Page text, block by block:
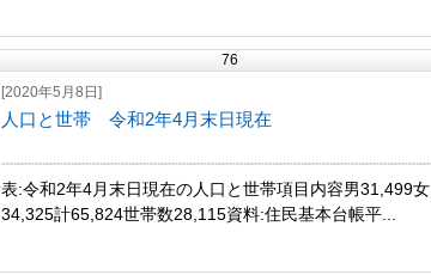
76
[2020年5月8日]
人口と世帯 令和2年4月末日現在
表:令和2年4月末日現在の人口と世帯項目内容男31,499女
34,325計65,824世帯数28,115資料:住民基本台帳平...